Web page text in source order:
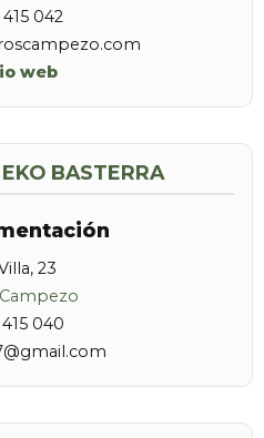
042
web
BASTERRA
23
Campezo
040